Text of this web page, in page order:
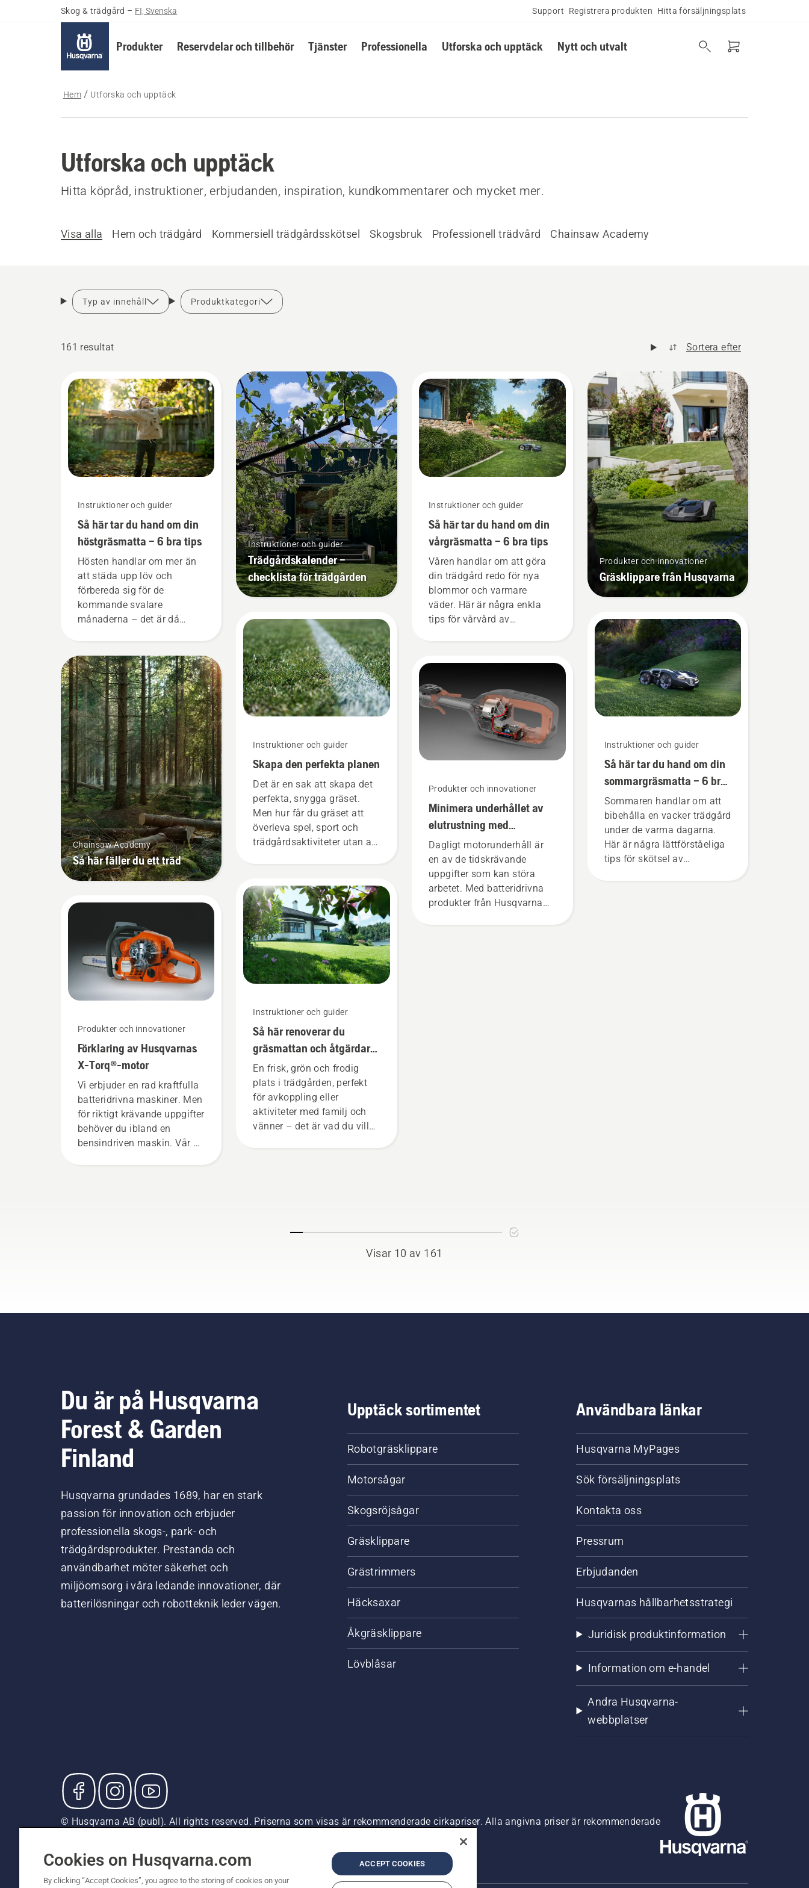
Skog & trädgård – FI, Svenska Support Registrera produkten Hitta försäljningsplats
Produkter Reservdelar och tillbehör Tjänster Professionella Utforska och upptäck Nytt och utvalt
Hem Utforska och upptäck
Utforska och upptäck
Hitta köpråd, instruktioner, erbjudanden, inspiration, kundkommentarer och mycket mer.
Visa alla Hem och trädgård Kommersiell trädgårdsskötsel Skogsbruk Professionell trädvård Chainsaw Academy
Typ av innehåll Produktkategori
161 resultat Sortera efter
Instruktioner och guider
Så här tar du hand om din
höstgräsmatta – 6 bra tips
Hösten handlar om mer än
att städa upp löv och
förbereda sig för de
kommande svalare
månaderna – det är då
innan våren kommer! Här är
några enkla tips för skötsel
av gräsmattor på hösten
som hjälper dig att lägga
grunden till en perfekt
gräsmatta under det
kommande året. För att du
ska få den rätta känslan ska
du först ta en titt på våra
viktigaste tips under hela
säsongen för en fortsatt
hälsosam och frodig
gräsmatta.
Chainsaw Academy
Så här fäller du ett träd
Produkter och innovationer
Förklaring av Husqvarnas
X-Torq®-motor
Vi erbjuder en rad kraftfulla
batteridrivna maskiner. Men
för riktigt krävande uppgifter
behöver du ibland en
bensindriven maskin. Vår X-
Instruktioner och guider
Trädgårdskalender –
checklista för trädgården
Instruktioner och guider
Skapa den perfekta planen
Det är en sak att skapa det
perfekta, snygga gräset.
Men hur får du gräset att
överleva spel, sport och
trädgårdsaktiviteter utan att
av de bästa i branschen för
att få svar.
Instruktioner och guider
Så här renoverar du
gräsmattan och åtgärdar
gräs som växer fläckvis
En frisk, grön och frodig
plats i trädgården, perfekt
för avkoppling eller
aktiviteter med familj och
vänner – det är vad du vill
Instruktioner och guider
Så här tar du hand om din
vårgräsmatta – 6 bra tips
Våren handlar om att göra
din trädgård redo för nya
blommor och varmare
väder. Här är några enkla
tips för vårvård av
gräsmatta är i bästa möjliga
igen. För att du ska få den
rätta känslan ska du först ta
en titt på våra viktigaste tips
under hela säsongen för en
fortsatt hälsosam och frodig
gräsmatta.
Produkter och innovationer
Minimera underhållet av
elutrustning med
batteridrivna verktyg
Dagligt motorunderhåll är
en av de tidskrävande
uppgifter som kan störa
arbetet. Med batteridrivna
produkter från Husqvarna
Produkter och innovationer
Gräsklippare från Husqvarna
Instruktioner och guider
Så här tar du hand om din
sommargräsmatta – 6 bra
tips
Sommaren handlar om att
bibehålla en vacker trädgård
under de varma dagarna.
Här är några lättförståeliga
tips för skötsel av
Visar 10 av 161
Du är på Husqvarna
Forest & Garden
Finland
Husqvarna grundades 1689, har en stark
passion för innovation och erbjuder
professionella skogs-, park- och
trädgårdsprodukter. Prestanda och
användbarhet möter säkerhet och
miljöomsorg i våra ledande innovationer, där
batterilösningar och robotteknik leder vägen.
Upptäck sortimentet
Robotgräsklippare
Motorsågar
Skogsröjsågar
Gräsklippare
Grästrimmers
Häcksaxar
Åkgräsklippare
Lövblåsar
Användbara länkar
Husqvarna MyPages
Sök försäljningsplats
Kontakta oss
Pressrum
Erbjudanden
Husqvarnas hållbarhetsstrategi
Juridisk produktinformation
Information om e-handel
Andra Husqvarna-
webbplatser
© Husqvarna AB (publ). All rights reserved. Priserna som visas är rekommenderade cirkapriser. Alla angivna priser är rekommenderade
Cookiepolicy Företagsinformation
Cookies on Husqvarna.com
By clicking “Accept Cookies”, you agree to the storing of cookies on your
ACCEPT COOKIES